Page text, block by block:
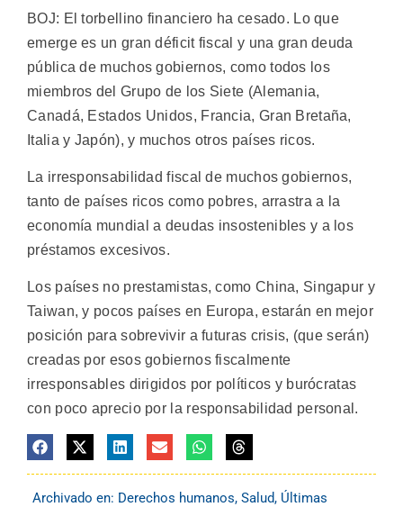
BOJ: El torbellino financiero ha cesado. Lo que
emerge es un gran déficit fiscal y una gran deuda
pública de muchos gobiernos, como todos los
miembros del Grupo de los Siete (Alemania,
Canadá, Estados Unidos, Francia, Gran Bretaña,
Italia y Japón), y muchos otros países ricos.
La irresponsabilidad fiscal de muchos gobiernos,
tanto de países ricos como pobres, arrastra a la
economía mundial a deudas insostenibles y a los
préstamos excesivos.
Los países no prestamistas, como China, Singapur y
Taiwan, y pocos países en Europa, estarán en mejor
posición para sobrevivir a futuras crisis, (que serán)
creadas por esos gobiernos fiscalmente
irresponsables dirigidos por políticos y burócratas
con poco aprecio por la responsabilidad personal.
Archivado en: Derechos humanos, Salud, Últimas